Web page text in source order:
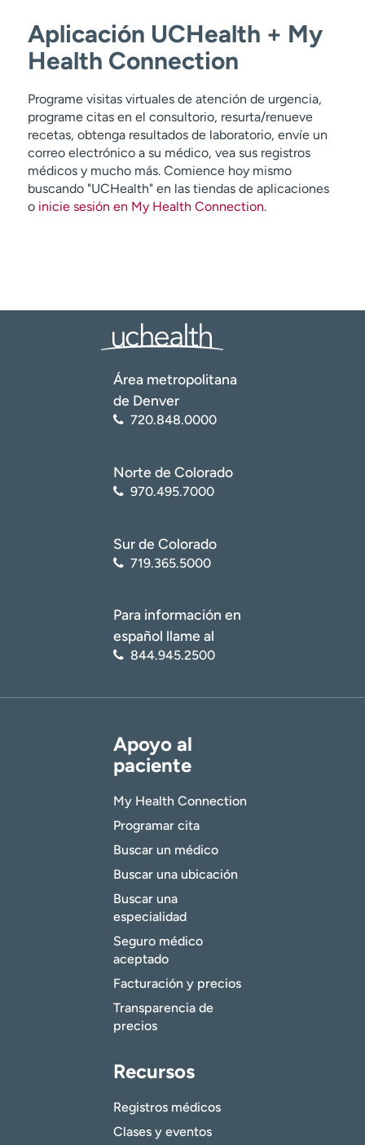
Aplicación UCHealth + My
Health Connection
Programe visitas virtuales de atención de urgencia,
programe citas en el consultorio, resurta/renueve
recetas, obtenga resultados de laboratorio, envíe un
correo electrónico a su médico, vea sus registros
médicos y mucho más. Comience hoy mismo
buscando "UCHealth" en las tiendas de aplicaciones
o inicie sesión en My Health Connection.
Área metropolitana
de Denver
720.848.0000
Norte de Colorado
970.495.7000
Sur de Colorado
719.365.5000
Para información en
español llame al
844.945.2500
Apoyo al
paciente
My Health Connection
Programar cita
Buscar un médico
Buscar una ubicación
Buscar una
especialidad
Seguro médico
aceptado
Facturación y precios
Transparencia de
precios
Recursos
Registros médicos
Clases y eventos